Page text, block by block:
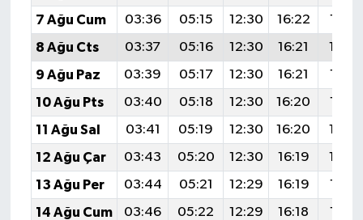
7 Ağu Cum
03:36 05:15 12:30 16:22
19:35
8 Ağu Cts
03:37 05:16 12:30 16:21
9 Ağu Paz
03:39 05:17 12:30 16:21
19:33
10 Ağu Pts
03:40 05:18 12:30 16:20
19:32
11 Ağu Sal
03:41 05:19 12:30 16:20
12 Ağu Çar
03:43 05:20 12:30 16:19
13 Ağu Per
03:44 05:21 12:29 16:19
19:28
14 Ağu Cum
03:46 05:22 12:29 16:18
19:26